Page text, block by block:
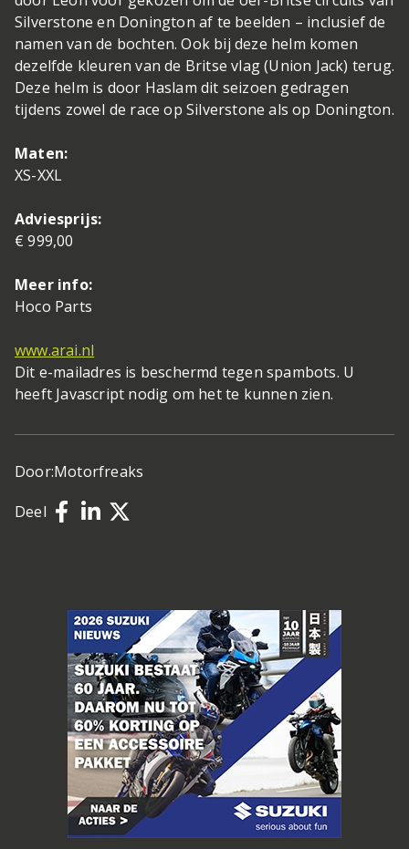
Silverstone en Donington af te beelden – inclusief de
namen van de bochten. Ook bij deze helm komen
dezelfde kleuren van de Britse vlag (Union Jack) terug.
Deze helm is door Haslam dit seizoen gedragen
tijdens zowel de race op Silverstone als op Donington.
Maten:
XS-XXL
Adviesprijs:
€ 999,00
Meer info:
Hoco Parts
www.arai.nl
Dit e-mailadres is beschermd tegen spambots. U
heeft Javascript nodig om het te kunnen zien.
Door:Motorfreaks
Deel